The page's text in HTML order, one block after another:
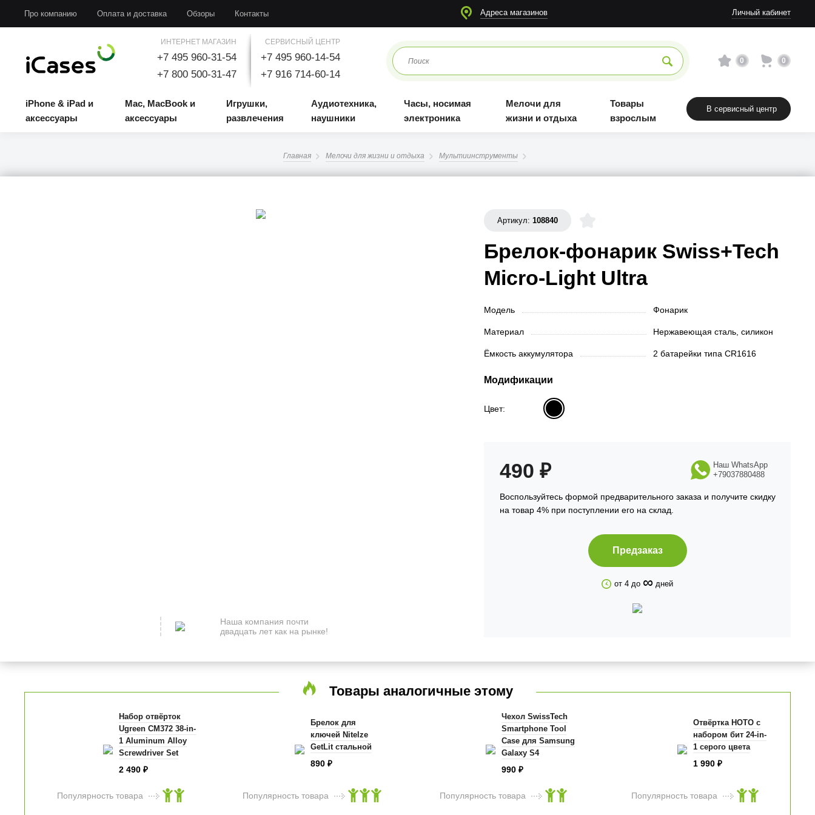
Про компанию Оплата и доставка Обзоры Контакты Адреса магазинов Личный кабинет
ИНТЕРНЕТ МАГАЗИН
+7 495 960-31-54
+7 800 500-31-47
СЕРВИСНЫЙ ЦЕНТР
+7 495 960-14-54
+7 916 714-60-14
0 0
iPhone & iPad и
аксессуары
Mac, MacBook и
аксессуары
Игрушки,
развлечения
Аудиотехника,
наушники
Часы, носимая
электроника
Мелочи для
жизни и отдыха
Товары
взрослым
В сервисный центр
Главная Мелочи для жизни и отдыха Мультиинструменты
Артикул:108840
Брелок-фонарик Swiss+Tech
Micro-Light Ultra
Модель Фонарик
Материал Нержавеющая сталь, силикон
Ёмкость аккумулятора 2 батарейки типа CR1616
Модификации
Цвет:
490 ₽
Воспользуйтесь формой предварительного заказа и получите скидку
на товар 4% при поступлении его на склад.
Наш WhatsApp
+79037880488
Предзаказ
от 4 до ∞ дней
Наша компания почти
двадцать лет как на рынке!
Товары аналогичные этому
Набор отвёрток
Ugreen CM372 38-in-
1 Aluminum Alloy
Screwdriver Set
чёрный
2 490₽
Популярность товара
Брелок для
ключей Nitelze
GetLit стальной
890 ₽
Популярность товара
Чехол SwissTech
Smartphone Tool
Case для Samsung
Galaxy S4
990₽
Популярность товара
Отвёртка HOTO с
набором бит 24-in-
1 серого цвета
1 990 ₽
Популярность товара